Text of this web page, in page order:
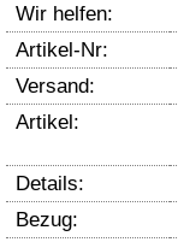
Wir helfen:
Artikel-Nr:
Versand:
Artikel:
Details:
Bezug: